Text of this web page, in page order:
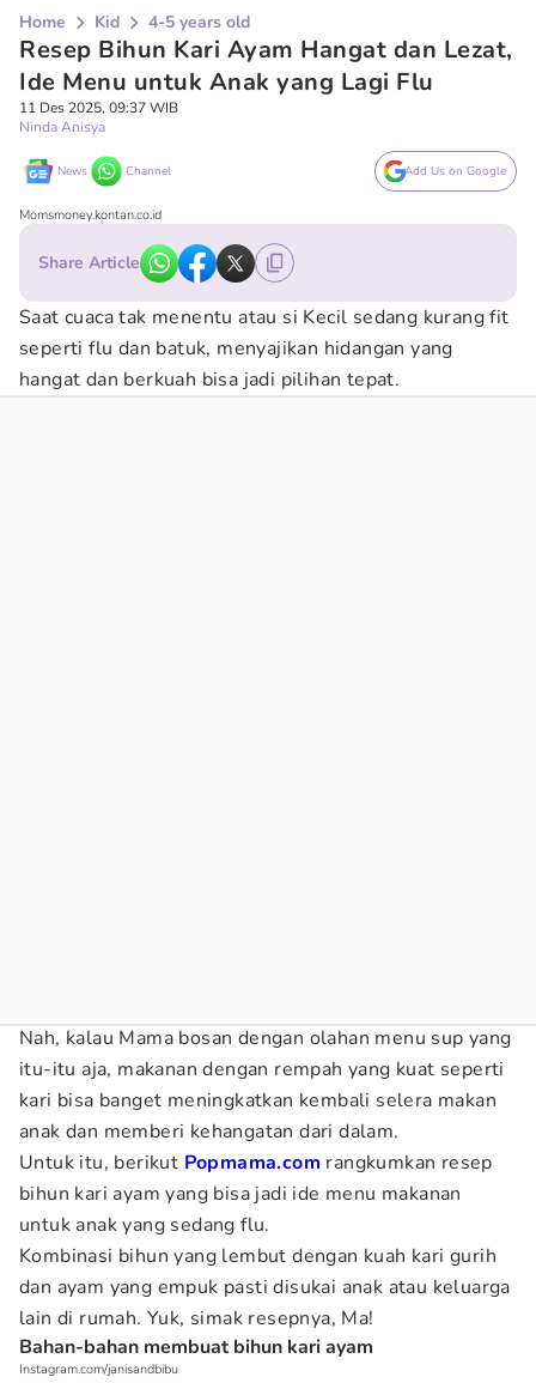
Home Kid 4-5 years old
Resep Bihun Kari Ayam Hangat dan Lezat,
Ide Menu untuk Anak yang Lagi Flu
11 Des 2025, 09:37 WIB
Ninda Anisya
News Channel Add Us on Google
Momsmoney.kontan.co.id
Share Article
Saat cuaca tak menentu atau si Kecil sedang kurang fit
seperti flu dan batuk, menyajikan hidangan yang
hangat dan berkuah bisa jadi pilihan tepat.
Nah, kalau Mama bosan dengan olahan menu sup yang
itu-itu aja, makanan dengan rempah yang kuat seperti
kari bisa banget meningkatkan kembali selera makan
anak dan memberi kehangatan dari dalam.
Untuk itu, berikut Popmama.com rangkumkan resep
bihun kari ayam yang bisa jadi ide menu makanan
untuk anak yang sedang flu.
Kombinasi bihun yang lembut dengan kuah kari gurih
dan ayam yang empuk pasti disukai anak atau keluarga
lain di rumah. Yuk, simak resepnya, Ma!
Bahan-bahan membuat bihun kari ayam
Instagram.com/janisandbibu